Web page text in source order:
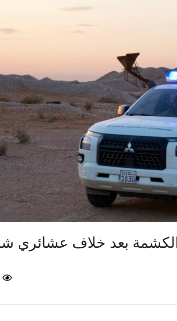
الكشمة بعد خلاف عشائري